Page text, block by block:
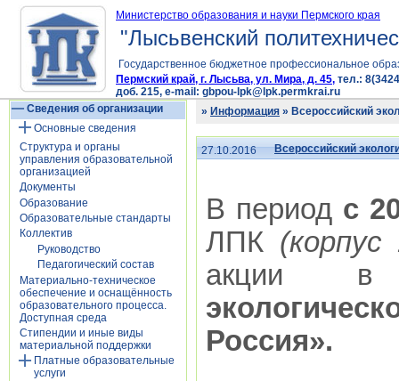
Министерство образования и науки Пермского края
"Лысьвенский
Государственное бюджетное профессиональное
Пермский край, г. Лысьва, ул. Мира, д. 45, тел.:
доб. 215, e-mail: gbpou-lpk@lpk.permkrai.ru
Сведения об организации
Основные сведения
Структура и органы
управления образовательной
организацией
Документы
Образование
Образовательные стандарты
Коллектив
Руководство
Педагогический состав
Материально-техническое
обеспечение и оснащённость
образовательного процесса.
Доступная среда
Стипендии и иные виды
материальной поддержки
Платные образовательные
услуги
» Информация » Всероссийский
27.10.2016 Всероссийский
В период с
ЛПК
акции
Россия».